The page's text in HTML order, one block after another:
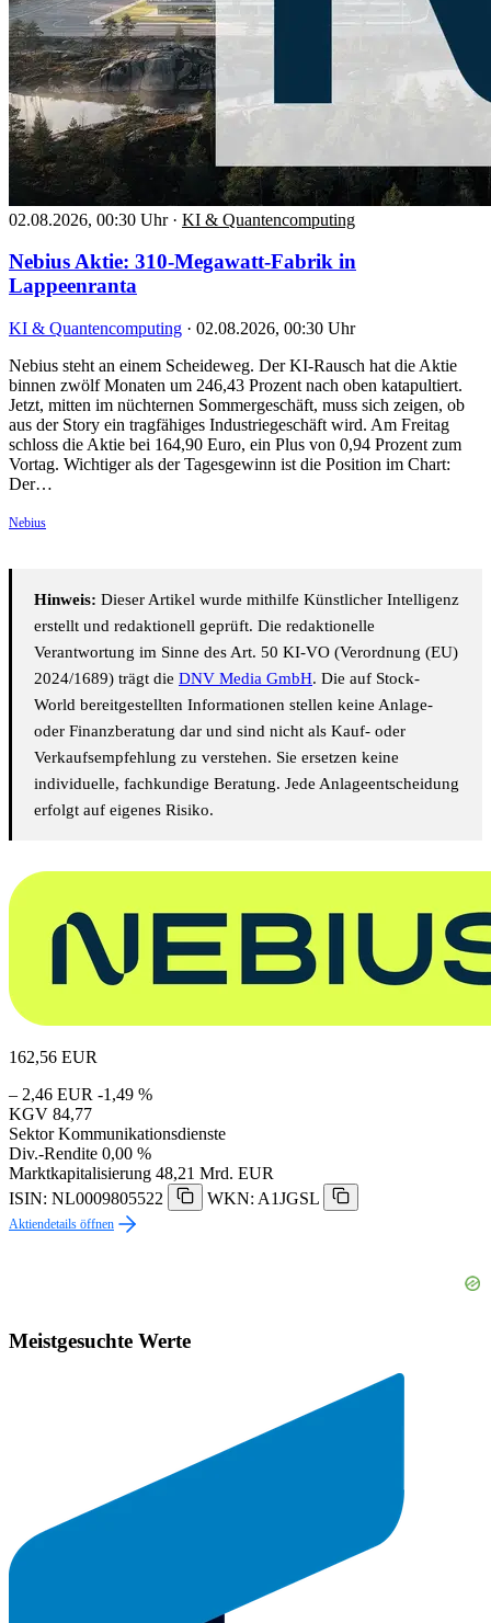
02.08.2026, 00:30 Uhr · KI & Quantencomputing
Nebius Aktie: 310-Megawatt-Fabrik in
Lappeenranta
KI & Quantencomputing · 02.08.2026, 00:30 Uhr
Nebius steht an einem Scheideweg. Der KI-Rausch hat die Aktie
binnen zwölf Monaten um 246,43 Prozent nach oben katapultiert.
Jetzt, mitten im nüchternen Sommergeschäft, muss sich zeigen, ob
aus der Story ein tragfähiges Industriegeschäft wird. Am Freitag
schloss die Aktie bei 164,90 Euro, ein Plus von 0,94 Prozent zum
Vortag. Wichtiger als der Tagesgewinn ist die Position im Chart:
Der…
Nebius
Hinweis: Dieser Artikel wurde mithilfe Künstlicher Intelligenz
erstellt und redaktionell geprüft. Die redaktionelle
Verantwortung im Sinne des Art. 50 KI-VO (Verordnung (EU)
2024/1689) trägt die DNV Media GmbH. Die auf Stock-
World bereitgestellten Informationen stellen keine Anlage-
oder Finanzberatung dar und sind nicht als Kauf- oder
Verkaufsempfehlung zu verstehen. Sie ersetzen keine
individuelle, fachkundige Beratung. Jede Anlageentscheidung
erfolgt auf eigenes Risiko.
162,56 EUR
– 2,46 EUR -1,49 %
KGV 84,77
Sektor Kommunikationsdienste
Div.-Rendite 0,00 %
Marktkapitalisierung 48,21 Mrd. EUR
ISIN: NL0009805522
WKN: A1JGSL
Aktiendetails öffnen
Meistgesuchte Werte